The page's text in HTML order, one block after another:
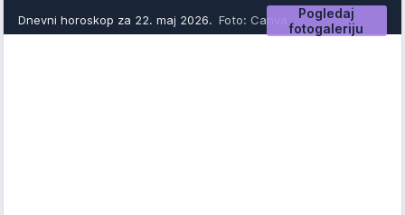
Pogledaj
fotogaleriju
Dnevni horoskop za 22. maj 2026. Foto: Canva